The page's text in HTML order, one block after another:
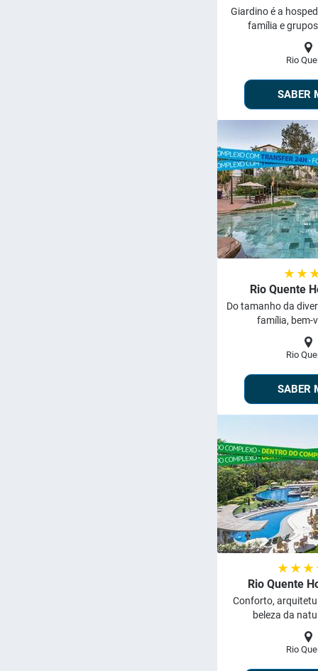
Giardino é a
família e
Rio
SABER
★ ★
Rio Quente
Do tamanho da
família, bem-
Rio
SABER
★ ★ ★
Rio Quente
Conforto,
beleza da
Rio